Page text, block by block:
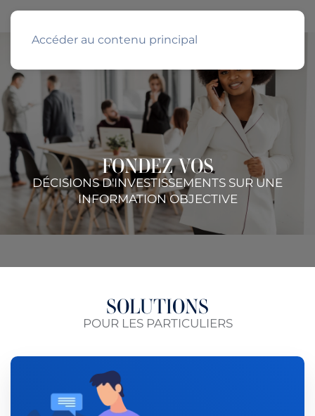
Accéder au contenu principal
FONDEZ VOS
DÉCISIONS D'INVESTISSEMENTS SUR UNE
INFORMATION OBJECTIVE
SOLUTIONS
POUR LES PARTICULIERS